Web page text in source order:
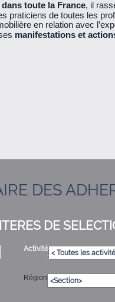
dans toute la France, il
praticiens de toutes les
en relation avec
manifestations et
DES
DE
Activité
:
Région